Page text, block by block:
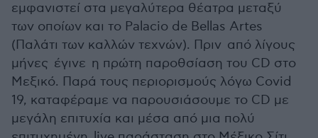
εμφανιστεί στα μεγαλύτερα θέατρα μεταξύ
των οποίων και το Palacio de Bellas Artes
(Παλάτι των καλλών τεχνών). Πριν από λίγους
μήνες έγινε η πρώτη παροθσίαση του CD στο
Μεξικό. Παρά τους περιορισμούς λόγω Covid
19, καταφέραμε να παρουσιάσουμε το CD με
μεγάλη επιτυχία και μέσα από μια πολύ